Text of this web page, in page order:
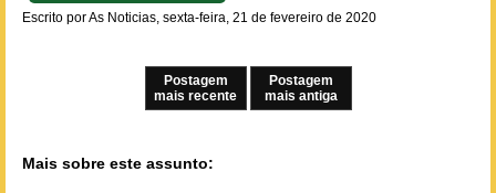
Escrito por As Noticias, sexta-feira, 21 de fevereiro de 2020
Postagem
mais recente
Postagem
mais antiga
Mais sobre este assunto: